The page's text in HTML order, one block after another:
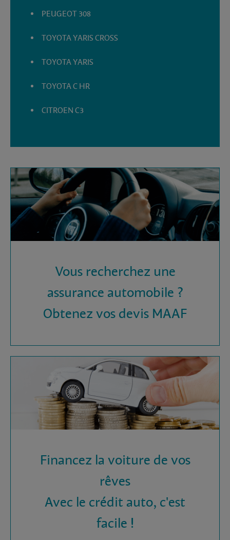
PEUGEOT 308
TOYOTA YARIS CROSS
TOYOTA YARIS
TOYOTA C HR
CITROEN C3
Vous recherchez une
assurance automobile ?
Obtenez vos devis MAAF
Financez la voiture de vos
rêves
Avec le crédit auto, c'est
facile !